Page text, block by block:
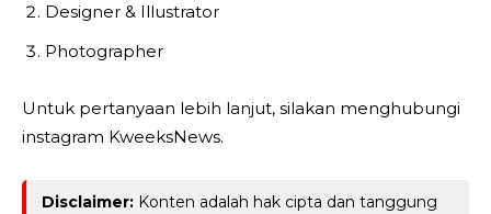
Designer & Illustrator
Photographer
Untuk pertanyaan lebih lanjut, silakan menghubungi
instagram KweeksNews.
Disclaimer: Konten adalah hak cipta dan tanggung